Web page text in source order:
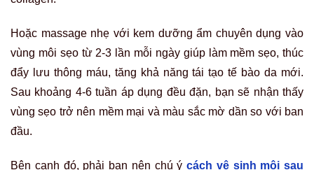
Hoặc massage nhẹ với kem dưỡng ẩm chuyên dụng vào
vùng môi sẹo từ 2-3 lần mỗi ngày giúp làm mềm sẹo, thúc
đẩy lưu thông máu, tăng khả năng tái tạo tế bào da mới.
Sau khoảng 4-6 tuần áp dụng đều đặn, bạn sẽ nhận thấy
vùng sẹo trở nên mềm mại và màu sắc mờ dần so với ban
đầu.
Bên cạnh đó, phải bạn nên chú ý cách vệ sinh môi sau